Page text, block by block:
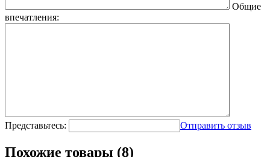
Общие
впечатления:
Представьтесь: Отправить отзыв
Похожие товары (8)